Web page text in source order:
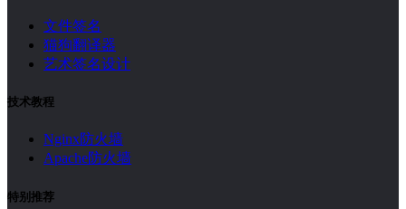
文件签名
猫狗翻译器
艺术签名设计
技术教程
Nginx防火墙
Apache防火墙
特别推荐